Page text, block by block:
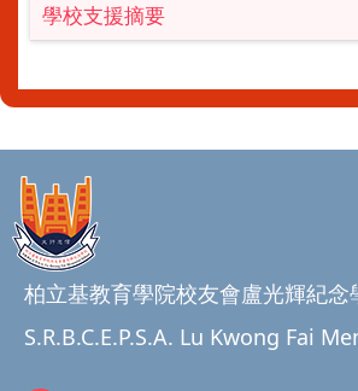
學校支援摘要
柏立基教育學院校友會盧光輝紀念
S.R.B.C.E.P.S.A. Lu Kwong Fai